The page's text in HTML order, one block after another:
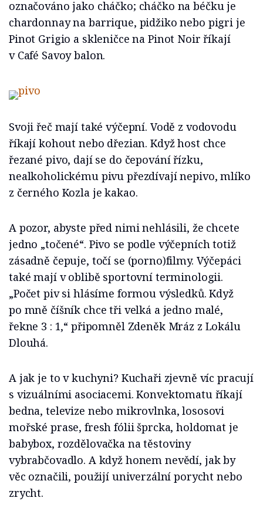
označováno jako cháčko; cháčko na béčku je
chardonnay na barrique, pidžiko nebo pigri je
Pinot Grigio a skleničce na Pinot Noir říkají
v Café Savoy balon.
Svoji řeč mají také výčepní. Vodě z vodovodu
říkají kohout nebo dřezian. Když host chce
řezané pivo, dají se do čepování řízku,
nealkoholickému pivu přezdívají nepivo, mlíko
z černého Kozla je kakao.
A pozor, abyste před nimi nehlásili, že chcete
jedno „točené“. Pivo se podle výčepních totiž
zásadně čepuje, točí se (porno)filmy. Výčepáci
také mají v oblibě sportovní terminologii.
„Počet piv si hlásíme formou výsledků. Když
po mně číšník chce tři velká a jedno malé,
řekne 3 : 1,“ připomněl Zdeněk Mráz z Lokálu
Dlouhá.
A jak je to v kuchyni? Kuchaři zjevně víc pracují
s vizuálními asociacemi. Konvektomatu říkají
bedna, televize nebo mikrovlnka, lososovi
mořské prase, fresh fólii šprcka, holdomat je
babybox, rozdělovačka na těstoviny
vybrabčovadlo. A když honem nevědí, jak by
věc označili, použijí univerzální porycht nebo
zrycht.